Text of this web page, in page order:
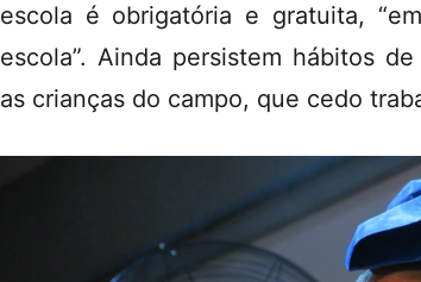
escola é obrigatória e gratuita,
escola”. Ainda persistem hábitos
as crianças do campo, que cedo